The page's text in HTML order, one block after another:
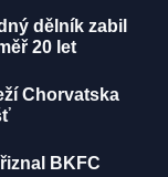
dělník zabil
20 let
Chorvatska
BKFC